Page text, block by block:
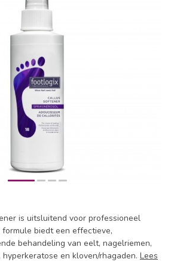
is uitsluitend voor professioneel
biedt een effectieve,
behandeling van eelt, nagelriemen,
en kloven/rhagaden. Lees